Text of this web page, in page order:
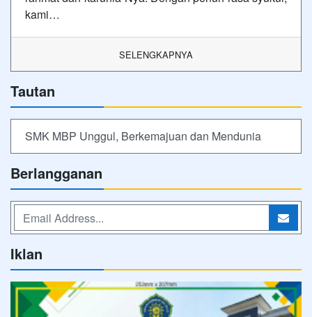
kami…
SELENGKAPNYA
Tautan
SMK MBP Unggul, Berkemajuan dan Mendunia
Berlangganan
Iklan